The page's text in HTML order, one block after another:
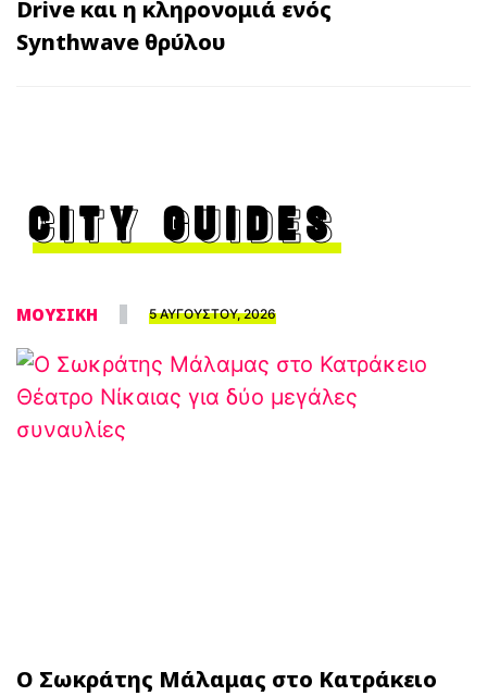
Drive και η κληρονομιά ενός
Synthwave θρύλου
CITY GUIDES
ΜΟΥΣΙΚΗ 5 ΑΥΓΟΥΣΤΟΥ, 2026
Ο Σωκράτης Μάλαμας στο Κατράκειο